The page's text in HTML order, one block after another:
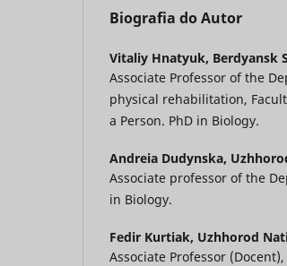
Biografia do Autor
Vitaliy Hnatyuk, Berdyansk
Associate Professor of the
physical rehabilitation,
a Person. PhD in Biology.
Andreia Dudynska,
Associate professor of the
in Biology.
Fedir Kurtiak, Uzhhorod
Associate Professor